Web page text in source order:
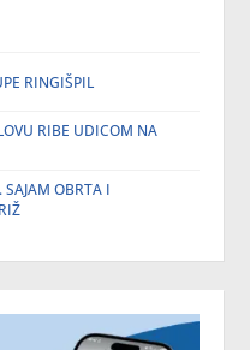
RINGIŠPIL
RIBE UDICOM NA
SAJAM OBRTA I